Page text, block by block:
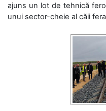
ajuns un lot de tehnică
unui sector-cheie al căii